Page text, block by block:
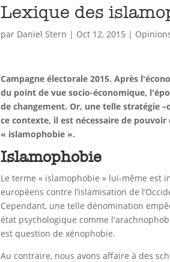
Lexique des
par Daniel Stern | Oct 12, 2015 |
Campagne électorale 2015. Après
du point de vue socio-économique,
de changement. Or, une telle stratégie
ce contexte, il est nécessaire de
« islamophobie ».
Islamophobie
Le terme « islamophobie » lui-même est
européens contre l’islamisation de
Cependant, une telle dénomination
état psychologique comme
est question de xénophobie.
Au contraire, nous avons affaire à des